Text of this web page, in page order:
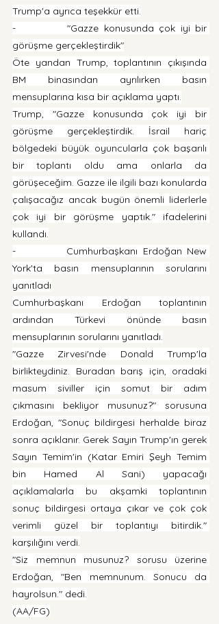
Trump'a ayrıca teşekkür etti.
-          "Gazze konusunda çok iyi bir
görüşme gerçekleştirdik"
Öte yandan Trump, toplantının çıkışında
BM binasından ayrılırken basın
mensuplarına kısa bir açıklama yaptı.
Trump, "Gazze konusunda çok iyi bir
görüşme gerçekleştirdik. İsrail hariç
bölgedeki büyük oyuncularla çok başarılı
bir toplantı oldu ama onlarla da
görüşeceğim. Gazze ile ilgili bazı konularda
çalışacağız ancak bugün önemli liderlerle
çok iyi bir görüşme yaptık." ifadelerini
kullandı.
-          Cumhurbaşkanı Erdoğan New
York'ta basın mensuplarının sorularını
yanıtladı
Cumhurbaşkanı Erdoğan toplantının
ardından Türkevi önünde basın
mensuplarının sorularını yanıtladı.
"Gazze Zirvesi'nde Donald Trump'la
birlikteydiniz. Buradan barış için, oradaki
masum siviller için somut bir adım
çıkmasını bekliyor musunuz?" sorusuna
Erdoğan, "Sonuç bildirgesi herhalde biraz
sonra açıklanır. Gerek Sayın Trump'ın gerek
Sayın Temim'in (Katar Emiri Şeyh Temim
bin Hamed Al Sani) yapacağı
açıklamalarla bu akşamki toplantının
sonuç bildirgesi ortaya çıkar ve çok çok
verimli güzel bir toplantıyı bitirdik."
karşılığını verdi.
"Siz memnun musunuz? sorusu üzerine
Erdoğan, "Ben memnunum. Sonucu da
hayrolsun." dedi.
(AA/FG)